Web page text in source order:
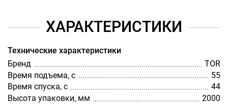
ХАРАКТЕРИСТИКИ
Технические характеристики
Бренд
TOR
Время подъема, с
55
Время спуска, с
44
Высота упаковки, мм
2000